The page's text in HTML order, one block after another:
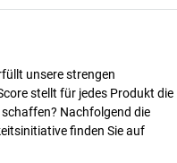
unsere strengen
stellt für jedes Produkt die
Nachfolgend die
finden Sie auf